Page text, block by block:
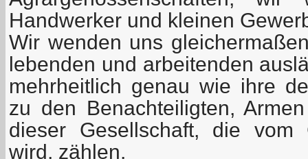
Handwerker und kleinen
Wir wenden uns
lebenden und arbeitenden
mehrheitlich genau wie ihre
zu den Benachteiligten,
dieser Gesellschaft, die vom
wird, zählen.